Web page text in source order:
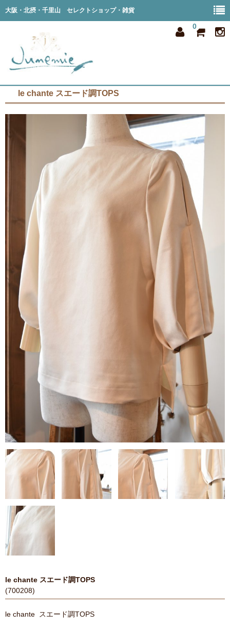
大阪・北摂・千里山 セレクトショップ・雑貨
0
shop info
contact
le chante スエード調TOPS
le chante スエード調TOPS
(700208)
le chante スエード調TOPS